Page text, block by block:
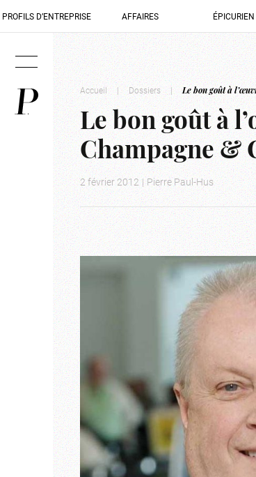
PROFILS D’ENTREPRISE AFFAIRES ÉPICURIEN
Accueil | Dossiers | Le bon goût à
Le bon goût à
Champagne &
2 février 2012 | Pierre Paul-Hus